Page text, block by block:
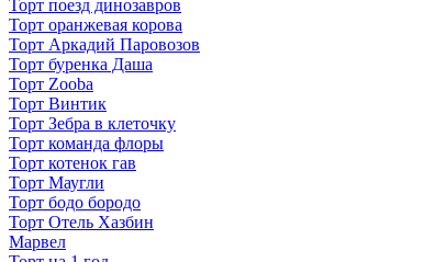
Торт поезд динозавров
Торт оранжевая корова
Торт Аркадий Паровозов
Торт буренка Даша
Торт Zooba
Торт Винтик
Торт Зебра в клеточку
Торт команда флоры
Торт котенок гав
Торт Маугли
Торт бодо бородо
Торт Отель Хазбин
Марвел